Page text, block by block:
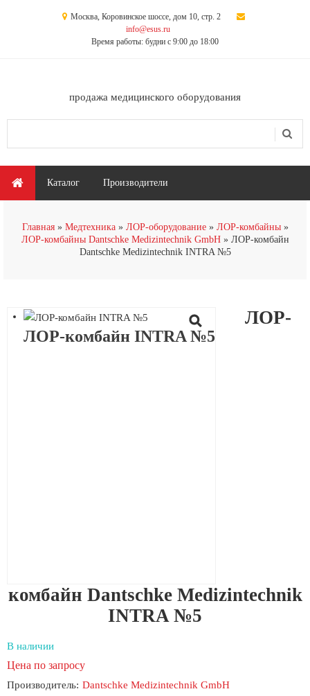
Москва, Коровинское шоссе, дом 10, стр. 2
info@esus.ru
Время работы: будни с 9:00 до 18:00
продажа медицинского оборудования
Главное меню
Каталог Производители
Главная Медтехника ЛОР-оборудование
ЛОР-комбайны
ЛОР-комбайны Dantschke Medizintechnik GmbH
ЛОР-комбайн
Dantschke Medizintechnik INTRA №5
ЛОР-комбайн INTRA №5
ЛОР-
комбайн Dantschke Medizintechnik
INTRA №5
В наличии
Цена по запросу
Производитель: Dantschke Medizintechnik GmbH